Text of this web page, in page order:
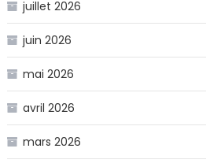
juillet 2026
juin 2026
mai 2026
avril 2026
mars 2026